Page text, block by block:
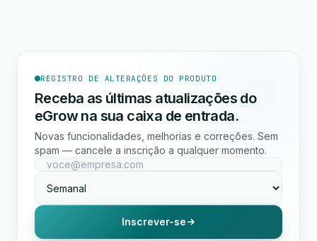
REGISTRO DE ALTERAÇÕES DO PRODUTO
Receba as últimas atualizações do
eGrow na sua caixa de entrada.
Novas funcionalidades, melhorias e correções. Sem
spam — cancele a inscrição a qualquer momento.
Inscrever-se